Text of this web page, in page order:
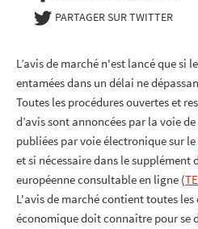
PARTAGER SUR TWITTER-
L’avis de marché n'est lancé que si
entamées dans un délai ne
Toutes les procédures ouvertes et
d’avis sont annoncées par la voie
publiées par voie électronique sur le
et si nécessaire dans le
européenne consultable en ligne (
L'avis de marché contient toutes
économique doit connaître pour se